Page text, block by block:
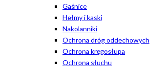
Gaśnice
Hełmy i kaski
Nakolanniki
Ochrona dróg oddechowych
Ochrona kręgosłupa
Ochrona słuchu